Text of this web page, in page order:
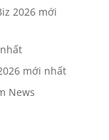
2026
2026 mới
mới nhất